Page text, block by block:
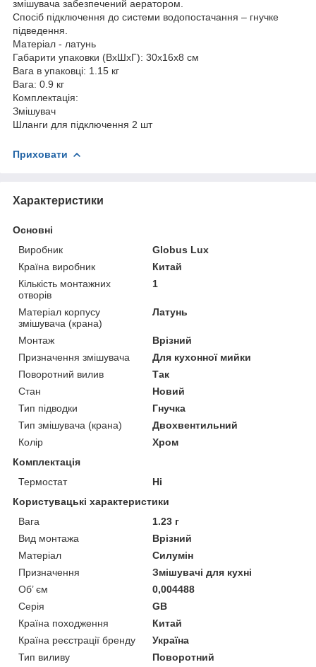
змішувача забезпечений аератором.
Спосіб підключення до системи водопостачання – гнучке
підведення.
Матеріал - латунь
Габарити упаковки (ВхШхГ): 30х16х8 см
Вага в упаковці: 1.15 кг
Вага: 0.9 кг
Комплектація:
Змішувач
Шланги для підключення 2 шт
Приховати
Характеристики
Основні
Виробник
Globus Lux
Країна виробник
Китай
Кількість монтажних
отворів
1
Матеріал корпусу
змішувача (крана)
Латунь
Монтаж
Врізний
Призначення змішувача
Для кухонної мийки
Поворотний вилив
Так
Стан
Новий
Тип підводки
Гнучка
Тип змішувача (крана)
Двохвентильний
Колір
Хром
Комплектація
Термостат
Ні
Користувацькi характеристики
Вага
1.23 г
Вид монтажа
Врізний
Матеріал
Силумін
Призначення
Змішувачі для кухні
Об’ єм
0,004488
Серія
GB
Країна походження
Китай
Країна реєстрації бренду
Україна
Тип виливу
Поворотний